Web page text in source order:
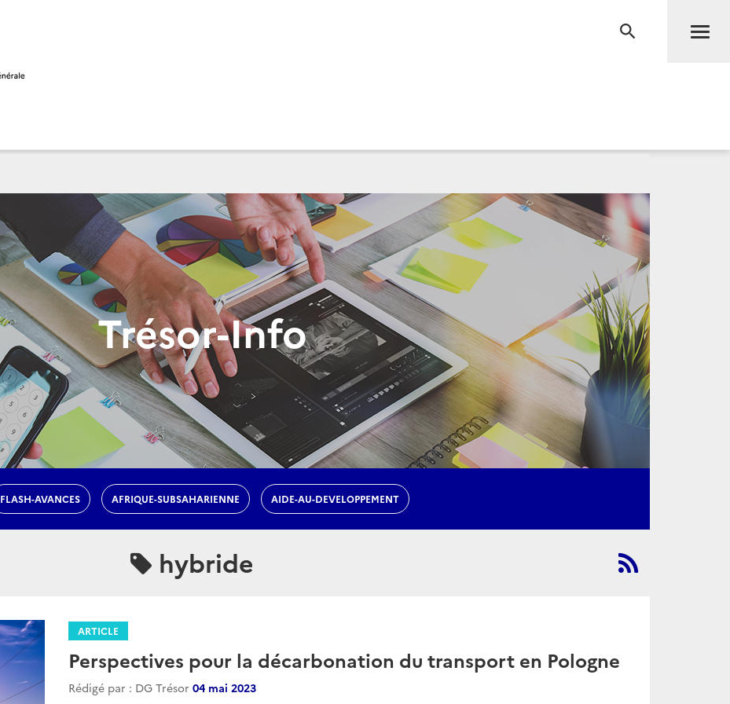
RECHERCHE
Trésor-Info
FLASH-AVANCES AFRIQUE-SUBSAHARIENNE AIDE-AU-DEVELOPPEMENT
hybride
ARTICLE
Perspectives pour la décarbonation du transport en Pologne
Rédigé par : DG Trésor 04 mai 2023